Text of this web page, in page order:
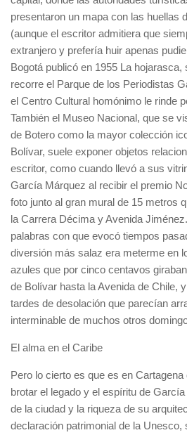
presentaron un mapa con las huellas
(aunque el escritor admitiera que
extranjero y prefería huir apenas
Bogotá publicó en 1955 La
recorre el Parque de los Periodistas
el Centro Cultural homónimo le rinde
También el Museo Nacional, que se
de Botero como la mayor colección
Bolívar, suele exponer objetos
escritor, como cuando llevó a sus
García Márquez al recibir el premio
foto junto al gran mural de 15 metros
la Carrera Décima y Avenida
palabras con que evocó tiempos
diversión más salaz era meterme en
azules que por cinco centavos
de Bolívar hasta la Avenida de Chile,
tardes de desolación que parecían
interminable de muchos otros
El alma en el Caribe
Pero lo cierto es que es en
brotar el legado y el espíritu de
de la ciudad y la riqueza de su
declaración patrimonial de la Unesco,